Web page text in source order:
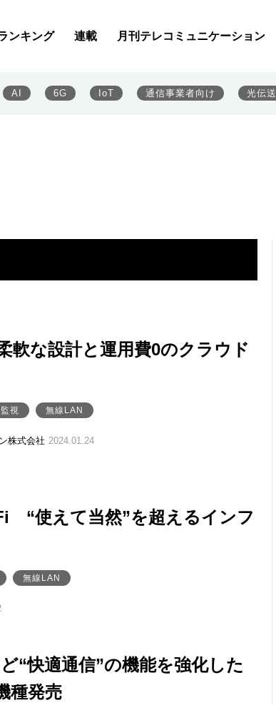
ンキング 連載 月刊テレコミュニケーション
AI 6G IoT 通信事業者向け 光伝送
軟な設計と運用費0のクラウド
視 無線LAN
株式会社 2024.01.24
“使えて当然”を超えるインフ
無線LAN
“快適通信”の機能を強化した
種発売